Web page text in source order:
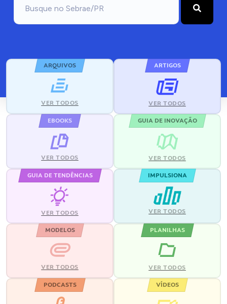
ARQUIVOS
VER TODOS
ARTIGOS
VER TODOS
EBOOKS
VER TODOS
GUIA DE INOVAÇÃO
VER TODOS
GUIA DE TENDÊNCIAS
VER TODOS
IMPULSIONA
VER TODOS
MODELOS
VER TODOS
PLANILHAS
VER TODOS
PODCASTS VÍDEOS